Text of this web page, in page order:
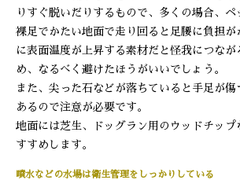
りすぐ脱いだりするもので、多くの場合、ペ
裸足でかたい地面で走り回ると足腰に負担が
に表面温度が上昇する素材だと怪我につなが
め、なるべく避けたほうがいいでしょう。
また、尖った石などが落ちていると手足が傷
あるので注意が必要です。
地面には芝生、ドッグラン用のウッドチップ
すすめします。
噴水などの水場は衛生管理をしっかりしている